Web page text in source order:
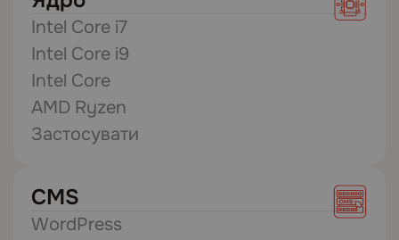
Intel Core i7
Intel Core i9
Intel Core
AMD Ryzen
Застосувати
CMS
WordPress